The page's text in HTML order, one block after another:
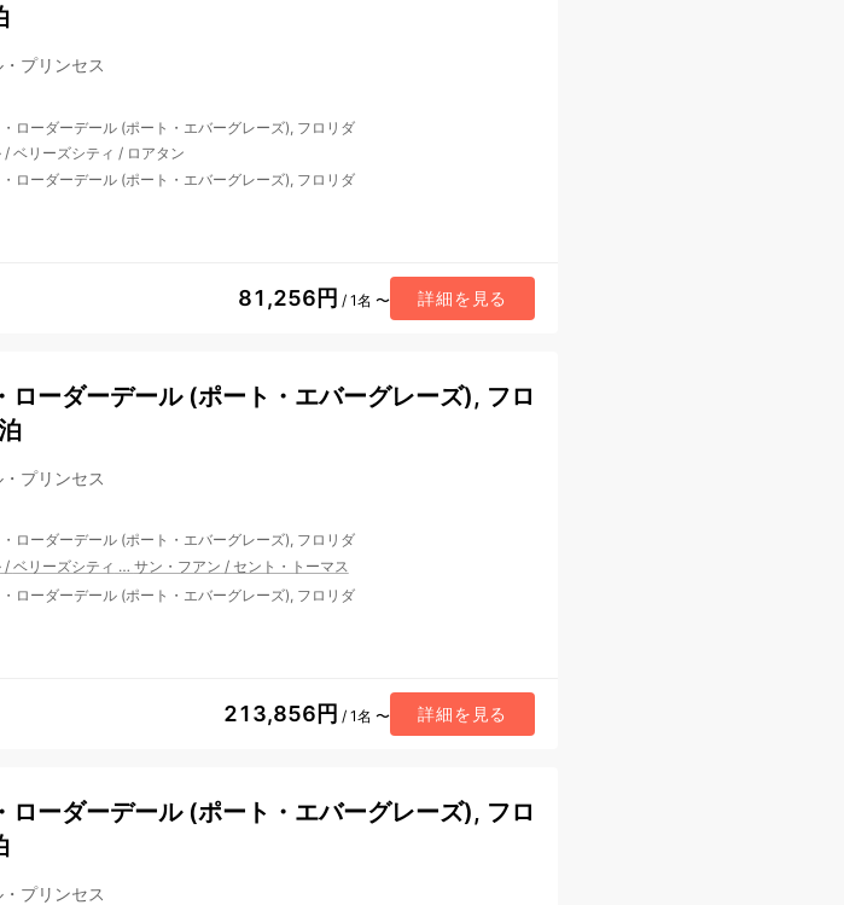
・プリンセス
ローダーデール (ポート・エバーグレーズ), フロリダ
/ ベリーズシティ / ロアタン
ローダーデール (ポート・エバーグレーズ), フロリダ
81,256円 / 1名 〜 詳細を見る
ローダーデール (ポート・エバーグレーズ), フロ
・プリンセス
ローダーデール (ポート・エバーグレーズ), フロリダ
/ ベリーズシティ … サン・フアン / セント・トーマス
ローダーデール (ポート・エバーグレーズ), フロリダ
213,856円 / 1名 〜 詳細を見る
ローダーデール (ポート・エバーグレーズ), フロ
・プリンセス